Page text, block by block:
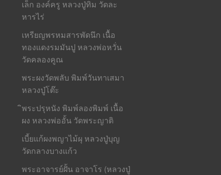
เล็ก องค์ครู หลวงปู่ทิม วัดละ
หารไร่
เหรียญพรหมสารพัดนึก เนื้อ
ทองแดงรมมันปู หลวงพ่อหวั่น
วัดคลองคูณ
พระผงวัดพลับ พิมพ์วันทาเสมา
หลวงปู่โต๊ะ
ิพระปรุหนัง พิมพ์ลองพิมพ์ เนื้อ
ผง หลวงพ่ออั้น วัดพระญาติ
เบี้ยแก้ผงพญาไม้ผุ หลวงปู่บุญ
วัดกลางบางแก้ว
พระอาจารย์ฝั้น อาจาโร (หลวงปู่